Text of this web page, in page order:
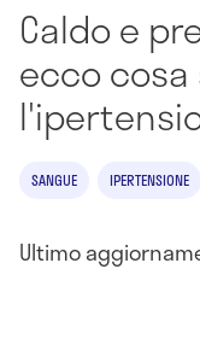
Caldo e
ecco
SANGUE IPERTENSIONE
Ultimo